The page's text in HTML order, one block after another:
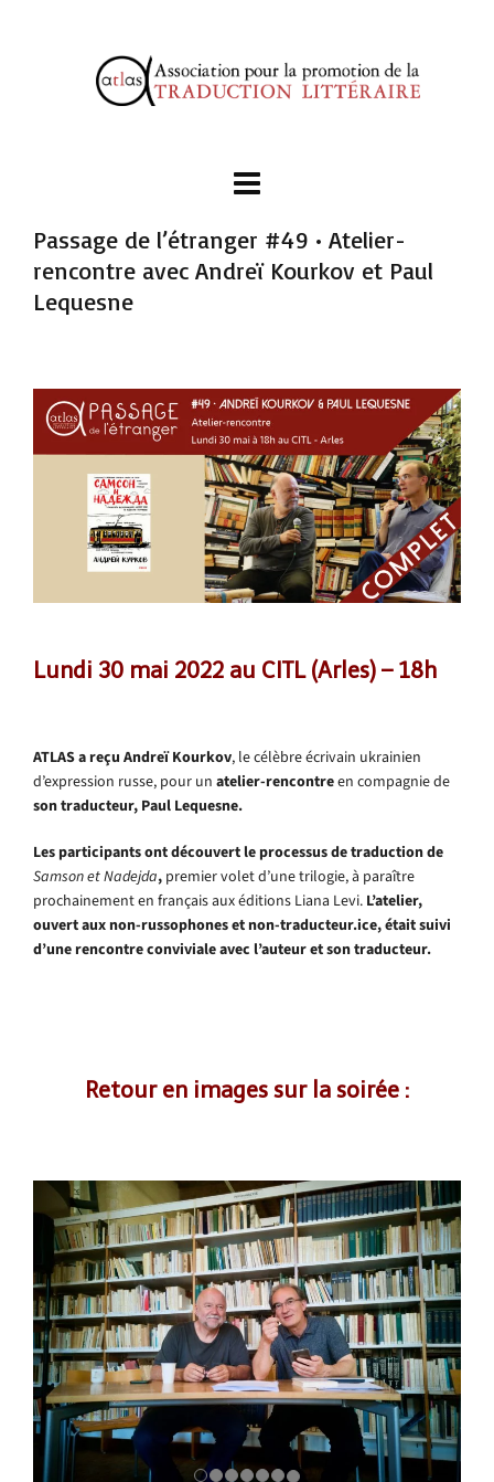
Passage de l’étranger #49 • Atelier-
rencontre avec Andreï Kourkov et Paul
Lequesne
Lundi 30 mai 2022 au CITL (Arles) – 18h
ATLAS a reçu Andreï Kourkov, le célèbre écrivain ukrainien
d’expression russe, pour un atelier-rencontreen compagnie de
son traducteur, Paul Lequesne.
Les participants ont découvert le processus de traduction de
Samson et Nadejda, premier volet d’une trilogie, à paraître
prochainement en français aux éditions Liana Levi. L’atelier,
ouvert aux non-russophones et non-traducteur.ice, était suivi
d’une rencontre conviviale avec l’auteur et son traducteur.
Retour en images sur la soirée :